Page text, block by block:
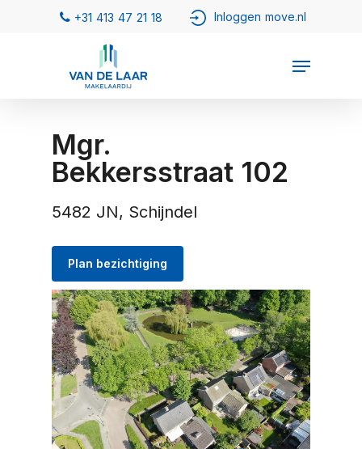
Mgr.
Bekkersstraat 102
5482 JN, Schijndel
Plan bezichtiging